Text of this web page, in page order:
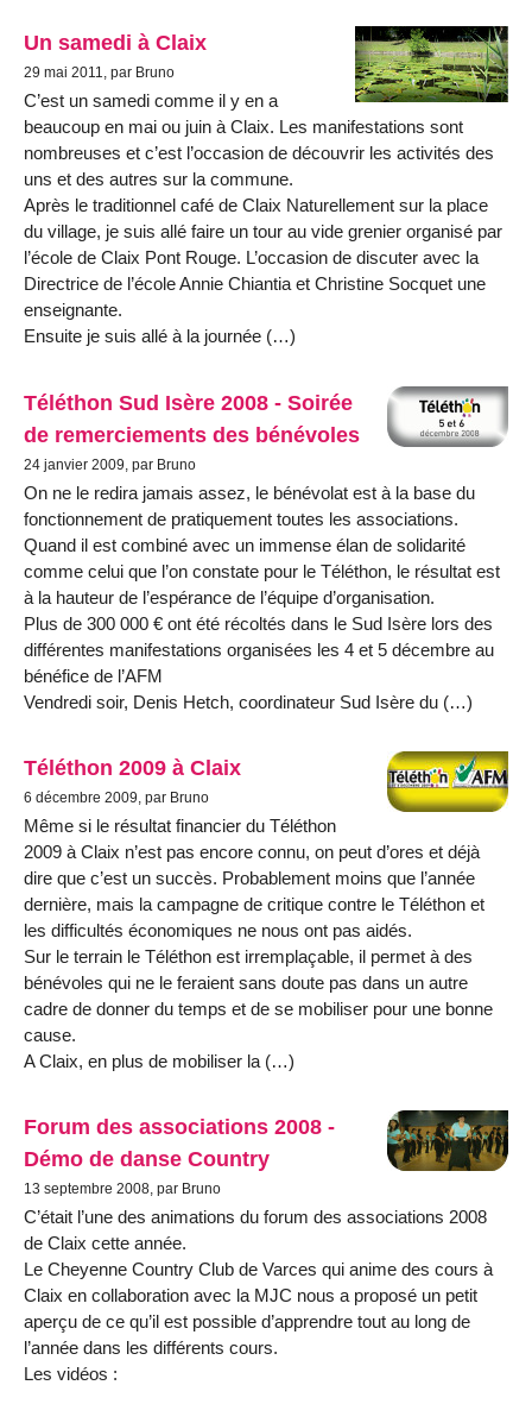
Un samedi à Claix
29 mai 2011, par Bruno
C’est un samedi comme il y en a
beaucoup en mai ou juin à Claix. Les manifestations sont
nombreuses et c’est l’occasion de découvrir les activités des
uns et des autres sur la commune.
Après le traditionnel café de Claix Naturellement sur la place
du village, je suis allé faire un tour au vide grenier organisé par
l’école de Claix Pont Rouge. L’occasion de discuter avec la
Directrice de l’école Annie Chiantia et Christine Socquet une
enseignante.
Ensuite je suis allé à la journée (…)
Téléthon Sud Isère 2008 - Soirée
de remerciements des bénévoles
24 janvier 2009, par Bruno
On ne le redira jamais assez, le bénévolat est à la base du
fonctionnement de pratiquement toutes les associations.
Quand il est combiné avec un immense élan de solidarité
comme celui que l’on constate pour le Téléthon, le résultat est
à la hauteur de l’espérance de l’équipe d’organisation.
Plus de 300 000 € ont été récoltés dans le Sud Isère lors des
différentes manifestations organisées les 4 et 5 décembre au
bénéfice de l’AFM
Vendredi soir, Denis Hetch, coordinateur Sud Isère du (…)
Téléthon 2009 à Claix
6 décembre 2009, par Bruno
Même si le résultat financier du Téléthon
2009 à Claix n’est pas encore connu, on peut d’ores et déjà
dire que c’est un succès. Probablement moins que l’année
dernière, mais la campagne de critique contre le Téléthon et
les difficultés économiques ne nous ont pas aidés.
Sur le terrain le Téléthon est irremplaçable, il permet à des
bénévoles qui ne le feraient sans doute pas dans un autre
cadre de donner du temps et de se mobiliser pour une bonne
cause.
A Claix, en plus de mobiliser la (…)
Forum des associations 2008 -
Démo de danse Country
13 septembre 2008, par Bruno
C’était l’une des animations du forum des associations 2008
de Claix cette année.
Le Cheyenne Country Club de Varces qui anime des cours à
Claix en collaboration avec la MJC nous a proposé un petit
aperçu de ce qu’il est possible d’apprendre tout au long de
l’année dans les différents cours.
Les vidéos :